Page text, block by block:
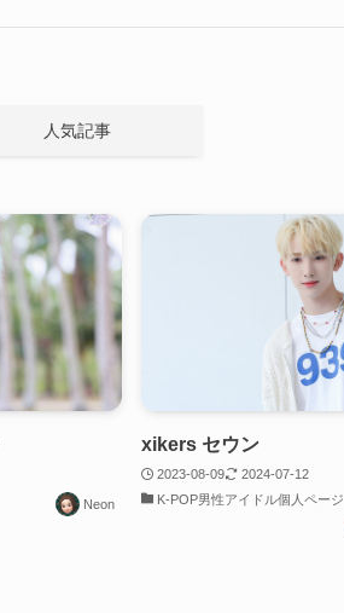
人気記事
Neon
xikers セウン
2023-08-09
2024-07-12
K-POP男性アイドル個人ページ